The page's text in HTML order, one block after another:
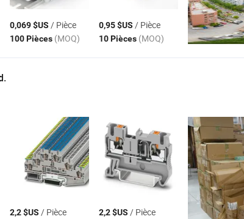
0,069 $US / Pièce
100 Pièces (MOQ)
0,95 $US / Pièce
10 Pièces (MOQ)
2,2 $US / Pièce 2,2 $US / Pièce